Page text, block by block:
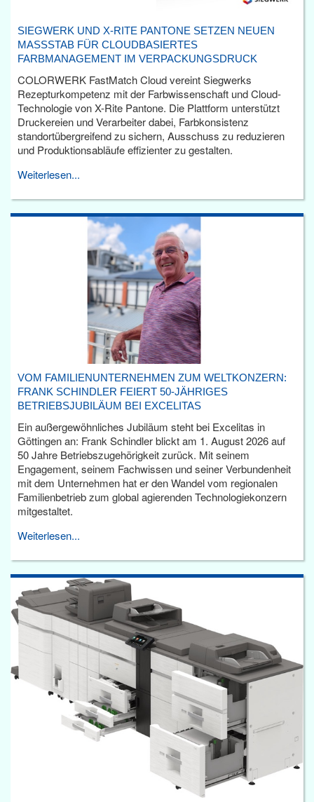
SIEGWERK UND X-RITE PANTONE SETZEN NEUEN
MASSSTAB FÜR CLOUDBASIERTES F
ARBMANAGEMENT IM VERPACKUNGSDRUCK
COLORWERK FastMatch Cloud vereint Siegwerks
Rezepturkompetenz mit der Farbwissenschaft und Cloud-
Technologie von X-Rite Pantone. Die Plattform unterstützt
Druckereien und Verarbeiter dabei, Farbkonsistenz
standortübergreifend zu sichern, Ausschuss zu reduzieren
und Produktionsabläufe effizienter zu gestalten.
Weiterlesen...
VOM FAMILIENUNTERNEHMEN ZUM WELTKONZERN:
FRANK SCHINDLER FEIERT 50-JÄHRIGES
BETRIEBSJUBILÄUM BEI EXCELITAS
Ein außergewöhnliches Jubiläum steht bei Excelitas in
Göttingen an: Frank Schindler blickt am 1. August 2026 auf
50 Jahre Betriebszugehörigkeit zurück. Mit seinem
Engagement, seinem Fachwissen und seiner Verbundenheit
mit dem Unternehmen hat er den Wandel vom regionalen
Familienbetrieb zum global agierenden Technologiekonzern
mitgestaltet.
Weiterlesen...